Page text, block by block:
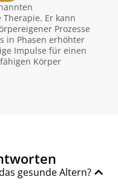
Er kann
Prozesse
in Phasen erhöhter
Impulse für einen
Körper
gesunde Altern?